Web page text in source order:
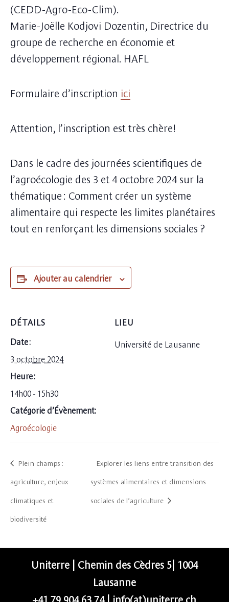
(CEDD-Agro-Eco-Clim).
Marie-Joëlle Kodjovi Dozentin, Directrice du
groupe de recherche en économie et
développement régional. HAFL
Formulaire d’inscription ici
Attention, l’inscription est très chère!
Dans le cadre des journées scientifiques de
l’agroécologie des 3 et 4 octobre 2024 sur la
thématique : Comment créer un système
alimentaire qui respecte les limites planétaires
tout en renforçant les dimensions sociales ?
Ajouter au calendrier
DÉTAILS
Date :
3 octobre 2024
Heure :
14h00 - 15h30
Catégorie d’Évènement:
Agroécologie
LIEU
Université de Lausanne
Plein champs :
agriculture, enjeux
climatiques et
biodiversité
Explorer les liens entre transition des
systèmes alimentaires et dimensions
sociales de l’agriculture
Uniterre | Chemin des Cèdres 5| 1004
Lausanne
+41 79 904 63 74| info(at)uniterre.ch